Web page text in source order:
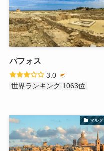
パフォス
3.0
世界ランキング 1063位
マルタ